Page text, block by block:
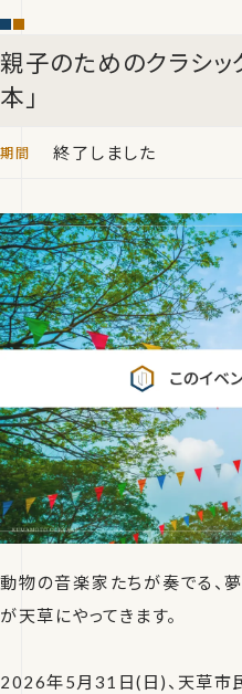
親子のためのクラシッ
本」
終了しました
動物の音楽家たちが奏でる、
が天草にやってきます。
2026年5月31日(日)、天草市